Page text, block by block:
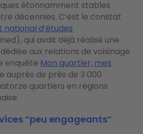
étonnamment stables
décennies. C’est le constat
national d’études
qui avait déjà réalisé une
aux relations de voisinage
enquête Mon quartier, mes
auprès de près de 3 000
quartiers en régions
“peu engageants”